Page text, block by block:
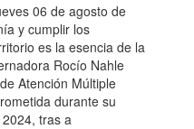
06 de agosto de
y cumplir los
es la esencia de la
Rocío Nahle
Atención Múltiple
durante su
tras a